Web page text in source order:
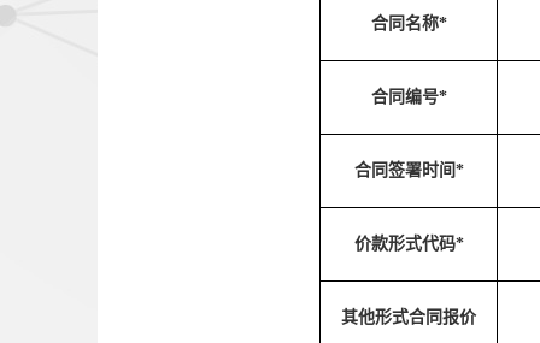
合同名称*
合同编号*
合同签署时间*
价款形式代码*
其他形式合同报价